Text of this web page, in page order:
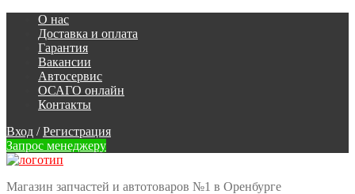
О нас
Доставка и оплата
Гарантия
Вакансии
Автосервис
ОСАГО онлайн
Контакты
Вход / Регистрация
Запрос менеджеру
Магазин запчастей и автотоваров №1 в Оренбурге